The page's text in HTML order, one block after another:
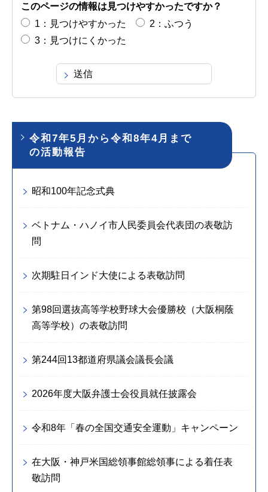
このページの情報は見つけやすかったですか？
1：見つけやすかった
2：ふつう
3：見つけにくかった
令和7年5月から令和8年4月まで
の活動報告
昭和100年記念式典
ベトナム・ハノイ市人民委員会代表団の表敬訪
問
次期駐日インド大使による表敬訪問
第98回選抜高等学校野球大会優勝校（大阪桐蔭
高等学校）の表敬訪問
第244回13都道府県議会議長会議
2026年度大阪弁護士会役員就任披露会
令和8年「春の全国交通安全運動」キャンペーン
在大阪・神戸米国総領事館総領事による着任表
敬訪問